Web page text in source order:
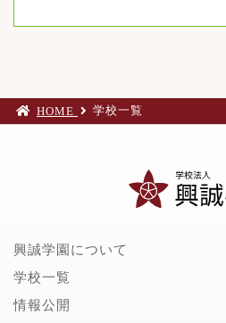
HOME 学校一覧
興誠学園について
学校一覧
情報公開